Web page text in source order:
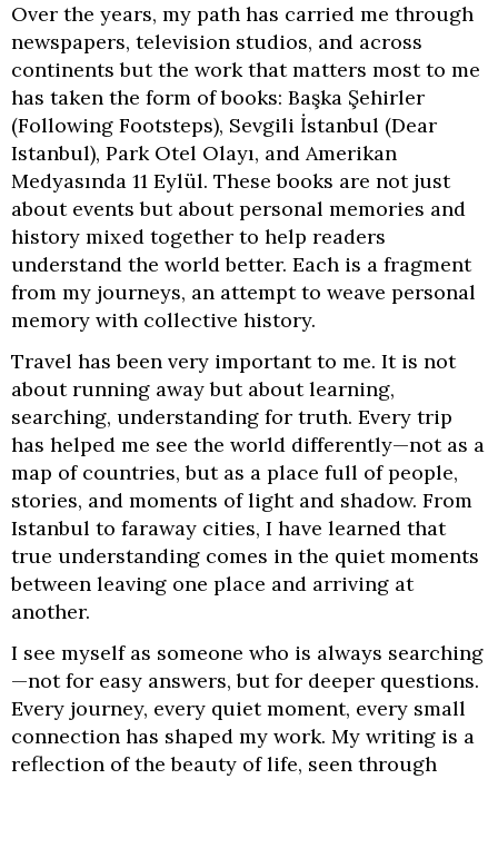
Over the years, my path has carried me through
newspapers, television studios, and across
continents but the work that matters most to me
has taken the form of books: Başka Şehirler
(Following Footsteps), Sevgili İstanbul (Dear
Istanbul), Park Otel Olayı, and Amerikan
Medyasında 11 Eylül. These books are not just
about events but about personal memories and
history mixed together to help readers
understand the world better. Each is a fragment
from my journeys, an attempt to weave personal
memory with collective history.
Travel has been very important to me. It is not
about running away but about learning,
searching, understanding for truth. Every trip
has helped me see the world differently—not as a
map of countries, but as a place full of people,
stories, and moments of light and shadow. From
Istanbul to faraway cities, I have learned that
true understanding comes in the quiet moments
between leaving one place and arriving at
another.
I see myself as someone who is always searching
—not for easy answers, but for deeper questions.
Every journey, every quiet moment, every small
connection has shaped my work. My writing is a
reflection of the beauty of life, seen through